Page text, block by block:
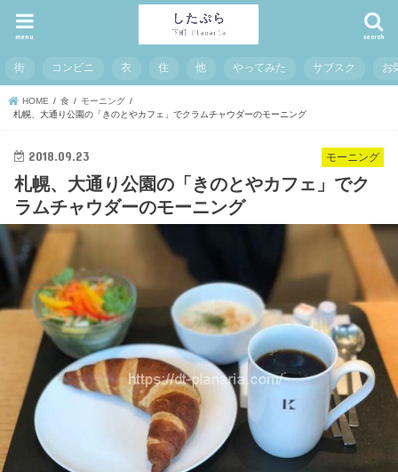
search
menu
街 コンビニ 衣 住 他 やってみた サブスク お
HOME 食
モーニング
札幌、大通り公園の「きのとやカフェ」でクラムチャウダーのモーニング
モーニング
2018.09.23
札幌、大通り公園の「きのとやカフェ」でク
ラムチャウダーのモーニング